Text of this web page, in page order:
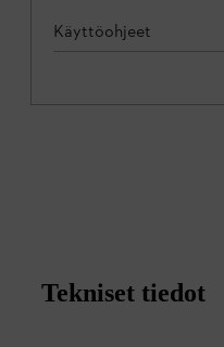
Käyttöohjeet
Tekniset tiedot